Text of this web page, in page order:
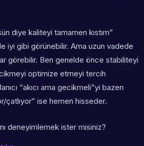
diye kaliteyi tamamen kıstım”
iyi gibi görünebilir. Ama uzun vadede
görebilir. Ben genelde önce stabiliteyi
optimize etmeyi tercih
“akıcı ama gecikmeli”yi bazen
çatlıyor” ise hemen hisseder.
deneyimlemek ister misiniz?